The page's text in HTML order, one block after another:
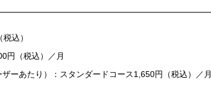
込）
円（税込）／月
ーあたり）：スタンダードコース1,650円（税込）／月